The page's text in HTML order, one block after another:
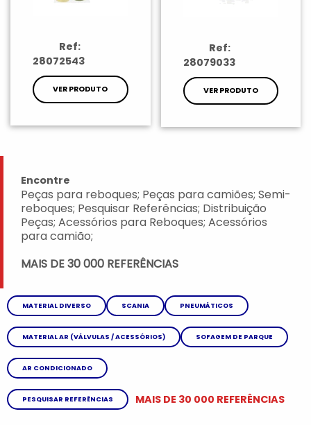
Ref:
28072543
VER PRODUTO
Ref:
28079033
VER PRODUTO
Encontre
Peças para reboques; Peças para camiões; Semi-
reboques; Pesquisar Referências; Distribuição
Peças; Acessórios para Reboques; Acessórios
para camião;
MAIS DE 30 000 REFERÊNCIAS
MATERIAL DIVERSO SCANIA PNEUMÁTICOS
MATERIAL AR (VÁLVULAS / ACESSÓRIOS) SOFAGEM DE PARQUE
AR CONDICIONADO
PESQUISAR REFERÊNCIAS MAIS DE 30 000 REFERÊNCIAS